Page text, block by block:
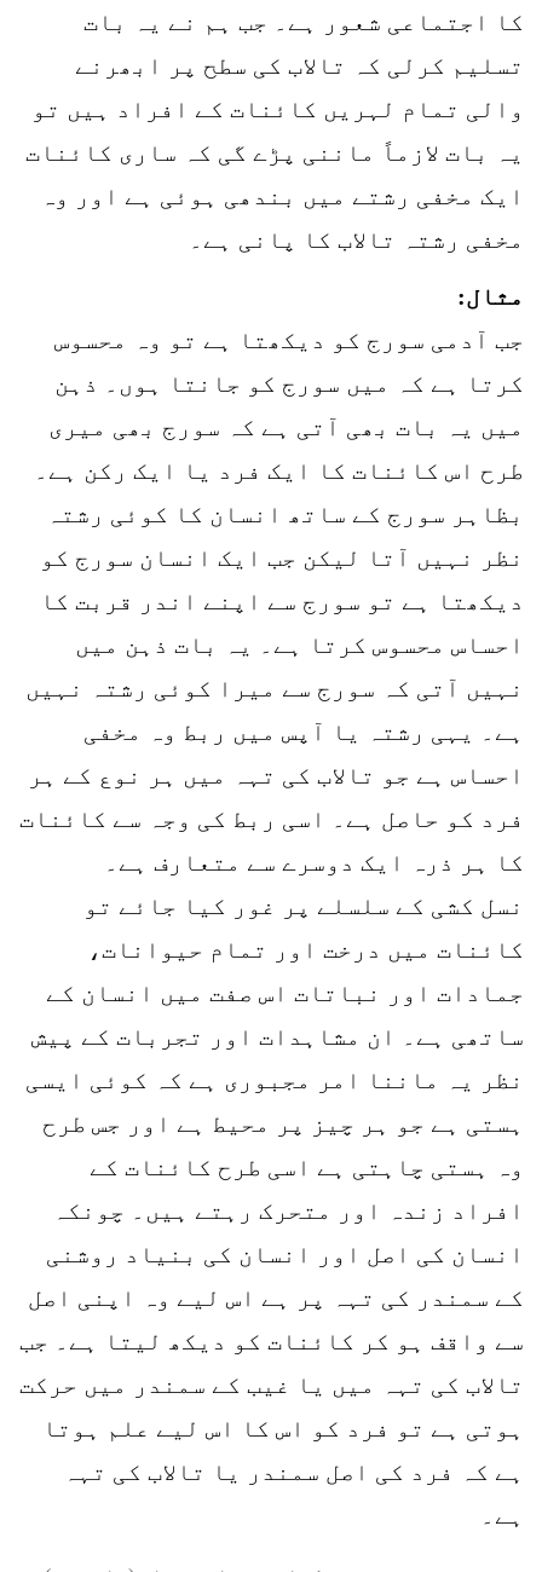
کا اجتماعی شعور ہے۔ جب ہم نے یہ بات
تسلیم کرلی کہ تالاب کی سطح پر ابھرنے
والی تمام لہریں کائنات کے افراد ہیں تو
یہ بات لازماً ماننی پڑے گی کہ ساری کائنات
ایک مخفی رشتے میں بندھی ہوئی ہے اور وہ
مخفی رشتہ تالاب کا پانی ہے۔
مثال:
جب آدمی سورج کو دیکھتا ہے تو وہ محسوس
کرتا ہے کہ میں سورج کو جانتا ہوں۔ ذہن
میں یہ بات بھی آتی ہے کہ سورج بھی میری
طرح اس کائنات کا ایک فرد یا ایک رکن ہے۔
بظاہر سورج کے ساتھ انسان کا کوئی رشتہ
نظر نہیں آتا لیکن جب ایک انسان سورج کو
دیکھتا ہے تو سورج سے اپنے اندر قربت کا
احساس محسوس کرتا ہے۔ یہ بات ذہن میں
نہیں آتی کہ سورج سے میرا کوئی رشتہ نہیں
ہے۔ یہی رشتہ یا آپس میں ربط وہ مخفی
احساس ہے جو تالاب کی تہہ میں ہر نوع کے ہر
فرد کو حاصل ہے۔ اسی ربط کی وجہ سے کائنات
کا ہر ذرہ ایک دوسرے سے متعارف ہے۔
نسل کشی کے سلسلے پر غور کیا جائے تو
کائنات میں درخت اور تمام حیوانات،
جمادات اور نباتات اس صفت میں انسان کے
ساتھی ہے۔ ان مشاہدات اور تجربات کے پیش
نظر یہ ماننا امر مجبوری ہے کہ کوئی ایسی
ہستی ہے جو ہر چیز پر محیط ہے اور جس طرح
وہ ہستی چاہتی ہے اسی طرح کائنات کے
افراد زندہ اور متحرک رہتے ہیں۔ چونکہ
انسان کی اصل اور انسان کی بنیاد روشنی
کے سمندر کی تہہ پر ہے اس لیے وہ اپنی اصل
سے واقف ہو کر کائنات کو دیکھ لیتا ہے۔ جب
تالاب کی تہہ میں یا غیب کے سمندر میں حرکت
ہوتی ہے تو فرد کو اس کا اس لیے علم ہوتا
ہے کہ فرد کی اصل سمندر یا تالاب کی تہہ
ہے۔